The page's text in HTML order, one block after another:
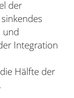
der
und
Integration
Hälfte der